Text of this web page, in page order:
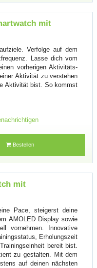
mit
Verfolge auf dem
Lasse dich vom
vorherigen Aktivitäts-
Aktivität zu verstehen
Aktivität bist. So kommst
Bestellen
mit
Pace, steigerst deine
AMOLED Display sowie
vornehmen. Innovative
Erholungszeit
bereit bist.
zu gestalten. Mit dem
auf deinen nächsten